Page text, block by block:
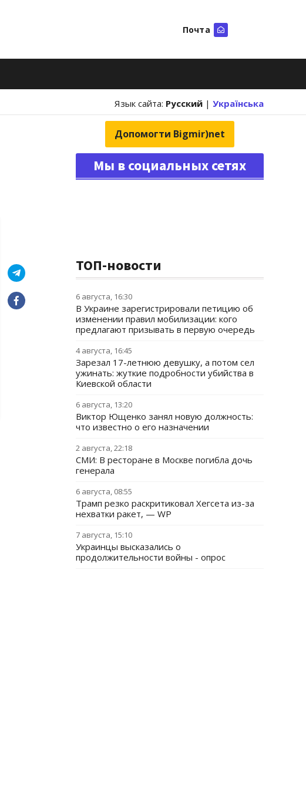
Почта
Язык сайта: Русский | Українська
Допомогти Bigmir)net
Мы в социальных сетях
ТОП-новости
6 августа, 16:30
В Украине зарегистрировали петицию об
изменении правил мобилизации: кого
предлагают призывать в первую очередь
4 августа, 16:45
Зарезал 17-летнюю девушку, а потом сел
ужинать: жуткие подробности убийства в
Киевской области
6 августа, 13:20
Виктор Ющенко занял новую должность:
что известно о его назначении
2 августа, 22:18
СМИ: В ресторане в Москве погибла дочь
генерала
6 августа, 08:55
Трамп резко раскритиковал Хегсета из-за
нехватки ракет, — WP
7 августа, 15:10
Украинцы высказались о
продолжительности войны - опрос